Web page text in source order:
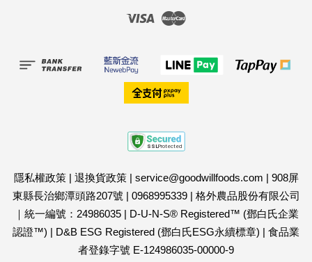
Visa
隱私權政策| 退換貨政策| service@goodwillfoods.com | 908屏
東縣長治鄉潭頭路207號 | 0968995339| 格外農品股份有限公司
｜統一編號：24986035| D-U-N-S® Registered™ (鄧白氏企業
認證™) | D&B ESG Registered (鄧白氏ESG永續標章) | 食品業
者登錄字號 E-124986035-00000-9